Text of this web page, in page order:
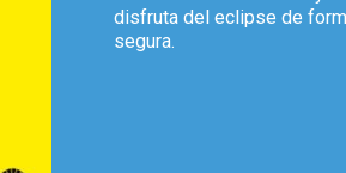
disfruta del eclipse de
segura.